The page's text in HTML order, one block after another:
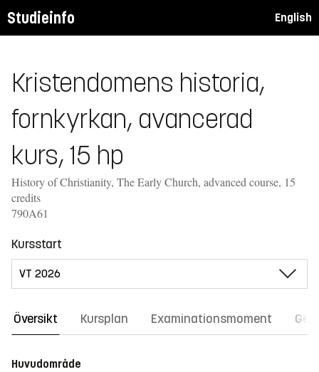
Studieinfo English
Kristendomens historia,
fornkyrkan, avancerad
kurs, 15 hp
History of Christianity, The Early Church, advanced course, 15
credits
790A61
Kursstart
Översikt Kursplan Examinationsmoment
Huvudområde